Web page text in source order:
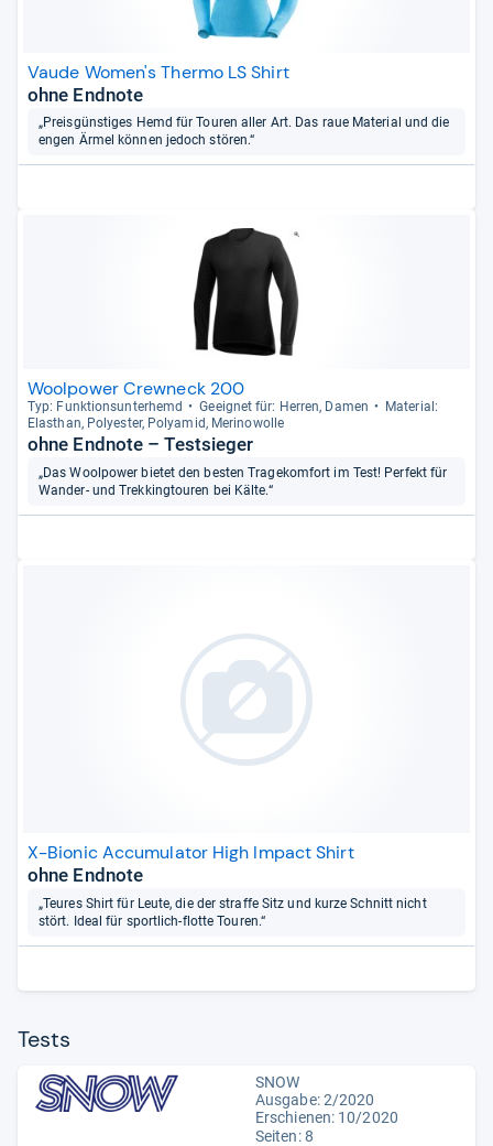
Vaude Women's Thermo LS Shirt
ohne Endnote
„Preisgünstiges Hemd für Touren aller Art. Das raue Material und die
engen Ärmel können jedoch stören.“
Woolpower Crewneck 200
Typ: Funk­ti­ons­un­ter­hemd Geeig­net für: Her­ren, Damen
Mate­rial:
Elasthan, Poly­es­ter, Poly­amid, Meri­no­wolle
ohne Endnote – Testsieger
„Das Woolpower bietet den besten Tragekomfort im Test! Perfekt für
Wander- und Trekkingtouren bei Kälte.“
X-Bionic Accumulator High Impact Shirt
ohne Endnote
„Teures Shirt für Leute, die der straffe Sitz und kurze Schnitt nicht
stört. Ideal für sportlich-flotte Touren.“
Tests
SNOW
Ausgabe: 2/2020
Erschienen: 10/2020
Seiten: 8